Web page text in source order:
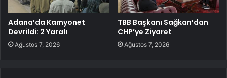
Adana’da Kamyonet
Devrildi: 2 Yaralı
Ağustos 7, 2026
TBB Başkanı Sağkan’dan
CHP’ye Ziyaret
Ağustos 7, 2026